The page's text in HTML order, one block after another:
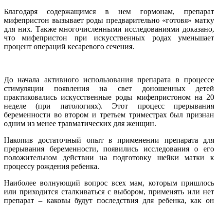
Благодаря содержащимся в нем гормонам, препарат
мифепристон вызывает роды предварительно «готовя» матку
для них. Также многочисленными исследованиями доказано,
что мифепристон при искусственных родах уменьшает
процент операций кесаревого сечения.
До начала активного использования препарата в процессе
стимуляции появления на свет доношенных детей
практиковались искусственные роды мифепристоном на 20
неделе (при патологиях). Этот процесс прерывания
беременности во втором и третьем триместрах был признан
одним из менее травматических для женщин.
Накопив достаточный опыт в применении препарата для
прерывания беременности, появились исследования о его
положительном действии на подготовку шейки матки к
процессу рождения ребенка.
Наиболее волнующий вопрос всех мам, которым пришлось
или приходится сталкиваться с выбором, применять или нет
препарат – каковы будут последствия для ребенка, как он